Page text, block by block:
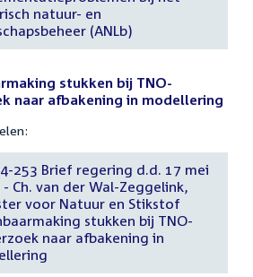
natuur- en
(ANLb)
stukken bij TNO-
naar afbakening in modellering
253 Brief regering d.d. 17 mei
- Ch. van der Wal-Zeggelink,
voor Natuur en Stikstof
stukken bij TNO-
naar afbakening in